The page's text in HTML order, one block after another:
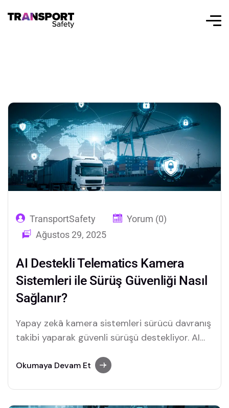
TransportSafety
Yorum (0)
Ağustos 29, 2025
AI Destekli Telematics Kamera
Sistemleri ile Sürüş Güvenliği Nasıl
Sağlanır?
Yapay zekâ kamera sistemleri sürücü davranış
takibi yaparak güvenli sürüşü destekliyor. AI
yönetimini geliştirmek artık mümkün.
Okumaya Devam Et